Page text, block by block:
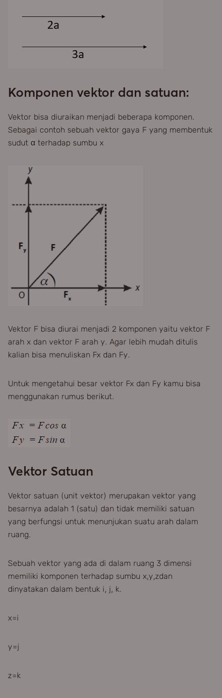
Komponen vektor dan satuan:
Vektor bisa diuraikan menjadi beberapa komponen.
Sebagai contoh sebuah vektor gaya F yang membentuk
sudut α terhadap sumbu x
Vektor F bisa diurai menjadi 2 komponen yaitu vektor F
arah x dan vektor F arah y. Agar lebih mudah ditulis
kalian bisa menuliskan Fx dan Fy.
Untuk mengetahui besar vektor Fx dan Fy kamu bisa
menggunakan rumus berikut.
Vektor Satuan
Vektor satuan (unit vektor) merupakan vektor yang
besarnya adalah 1 (satu) dan tidak memiliki satuan
yang berfungsi untuk menunjukan suatu arah dalam
ruang.
Sebuah vektor yang ada di dalam ruang 3 dimensi
memiliki komponen terhadap sumbu x,y,zdan
dinyatakan dalam bentuk i, j, k.
x=i
y=j
z=k